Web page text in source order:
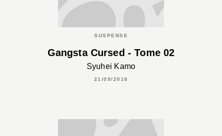
SUSPENSE
Gangsta Cursed - Tome 02
Syuhei Kamo
21/09/2016